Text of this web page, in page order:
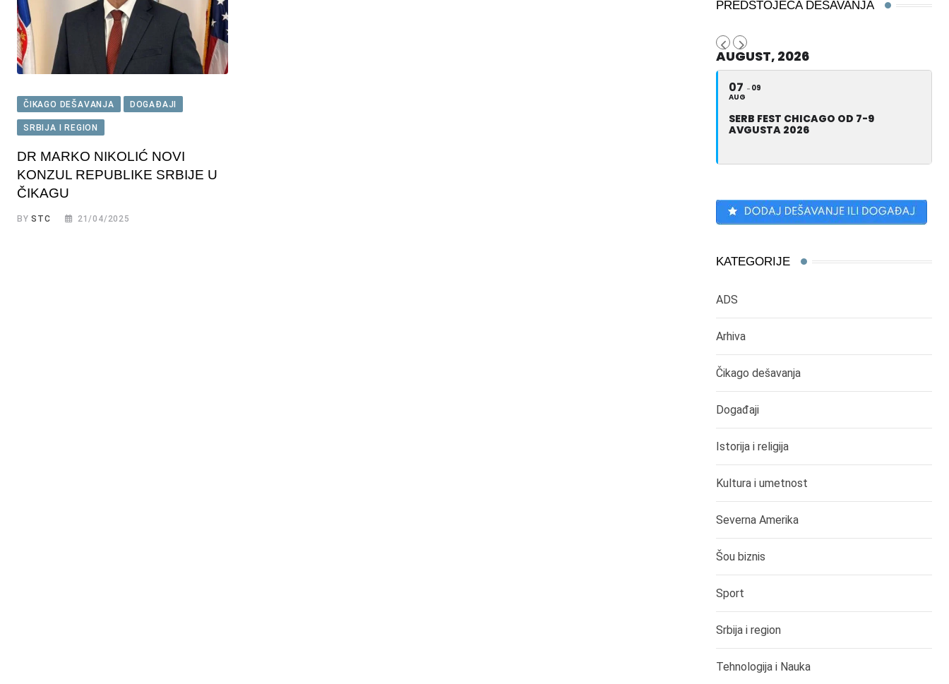
ČIKAGO DEŠAVANJA DOGAĐAJI
SRBIJA I REGION
DR MARKO NIKOLIĆ NOVI
KONZUL REPUBLIKE SRBIJE U
ČIKAGU
BYSTC 21/04/2025
PREDSTOJEĆA DEŠAVANJA
AUGUST, 2026
07
AUG
09
SERB FEST CHICAGO OD 7-9
AVGUSTA 2026
KATEGORIJE
ADS
Arhiva
Čikago dešavanja
Događaji
Istorija i religija
Kultura i umetnost
Severna Amerika
Šou biznis
Sport
Srbija i region
Tehnologija i Nauka